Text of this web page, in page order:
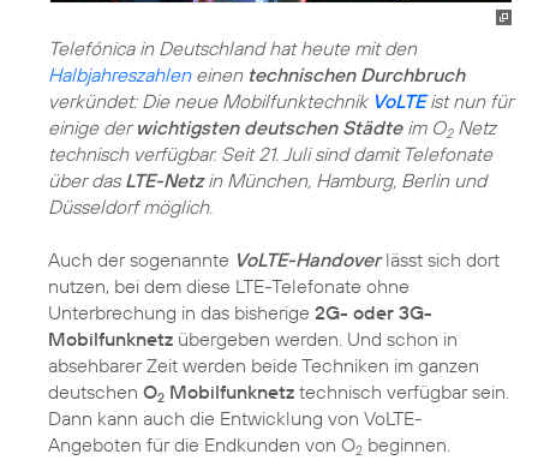
Telefónica in Deutschland hat heute mit den
Halbjahreszahleneinen technischen Durchbruch
verkündet: Die neue Mobilfunktechnik VoLTEist nun für
einige der wichtigsten deutschen Städteim O2Netz
technisch verfügbar. Seit 21. Juli sind damit Telefonate
über das LTE-Netzin München, Hamburg, Berlin und
Düsseldorf möglich.
Auch der sogenannte VoLTE-Handoverlässt sich dort
nutzen, bei dem diese LTE-Telefonate ohne
Unterbrechung in das bisherige 2G- oder 3G-
Mobilfunknetz übergeben werden. Und schon in
absehbarer Zeit werden beide Techniken im ganzen
deutschen O2 Mobilfunknetz technisch verfügbar sein.
Dann kann auch die Entwicklung von VoLTE-
Angeboten für die Endkunden von O2 beginnen.